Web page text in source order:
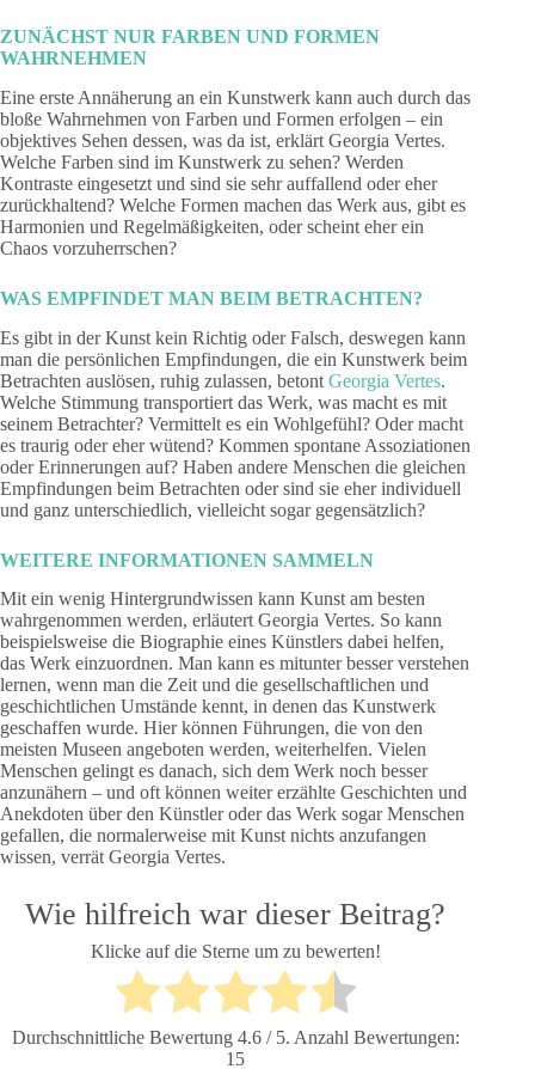
ZUNÄCHST NUR FARBEN UND FORMEN
WAHRNEHMEN
Eine erste Annäherung an ein Kunstwerk kann auch durch das
bloße Wahrnehmen von Farben und Formen erfolgen – ein
objektives Sehen dessen, was da ist, erklärt Georgia Vertes.
Welche Farben sind im Kunstwerk zu sehen? Werden
Kontraste eingesetzt und sind sie sehr auffallend oder eher
zurückhaltend? Welche Formen machen das Werk aus, gibt es
Harmonien und Regelmäßigkeiten, oder scheint eher ein
Chaos vorzuherrschen?
WAS EMPFINDET MAN BEIM BETRACHTEN?
Es gibt in der Kunst kein Richtig oder Falsch, deswegen kann
man die persönlichen Empfindungen, die ein Kunstwerk beim
Betrachten auslösen, ruhig zulassen, betont Georgia Vertes.
Welche Stimmung transportiert das Werk, was macht es mit
seinem Betrachter? Vermittelt es ein Wohlgefühl? Oder macht
es traurig oder eher wütend? Kommen spontane Assoziationen
oder Erinnerungen auf? Haben andere Menschen die gleichen
Empfindungen beim Betrachten oder sind sie eher individuell
und ganz unterschiedlich, vielleicht sogar gegensätzlich?
WEITERE INFORMATIONEN SAMMELN
Mit ein wenig Hintergrundwissen kann Kunst am besten
wahrgenommen werden, erläutert Georgia Vertes. So kann
beispielsweise die Biographie eines Künstlers dabei helfen,
das Werk einzuordnen. Man kann es mitunter besser verstehen
lernen, wenn man die Zeit und die gesellschaftlichen und
geschichtlichen Umstände kennt, in denen das Kunstwerk
geschaffen wurde. Hier können Führungen, die von den
meisten Museen angeboten werden, weiterhelfen. Vielen
Menschen gelingt es danach, sich dem Werk noch besser
anzunähern – und oft können weiter erzählte Geschichten und
Anekdoten über den Künstler oder das Werk sogar Menschen
gefallen, die normalerweise mit Kunst nichts anzufangen
wissen, verrät Georgia Vertes.
Wie hilfreich war dieser Beitrag?
Klicke auf die Sterne um zu bewerten!
Durchschnittliche Bewertung 4.6/ 5. Anzahl Bewertungen:
15